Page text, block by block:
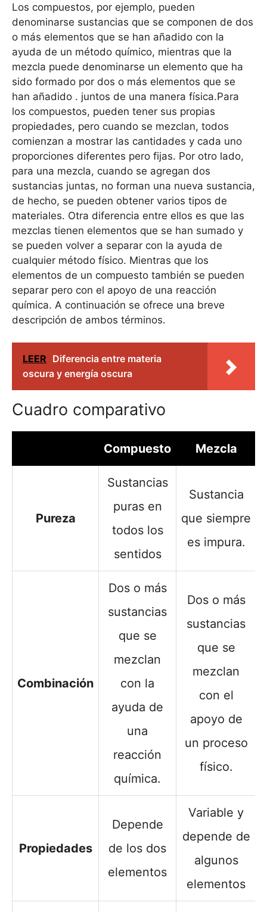
Los compuestos, por ejemplo, pueden
denominarse sustancias que se componen de dos
o más elementos que se han añadido con la
ayuda de un método químico, mientras que la
mezcla puede denominarse un elemento que ha
sido formado por dos o más elementos que se
han añadido . juntos de una manera física.Para
los compuestos, pueden tener sus propias
propiedades, pero cuando se mezclan, todos
comienzan a mostrar las cantidades y cada uno
proporciones diferentes pero fijas. Por otro lado,
para una mezcla, cuando se agregan dos
sustancias juntas, no forman una nueva sustancia,
de hecho, se pueden obtener varios tipos de
materiales. Otra diferencia entre ellos es que las
mezclas tienen elementos que se han sumado y
se pueden volver a separar con la ayuda de
cualquier método físico. Mientras que los
elementos de un compuesto también se pueden
separar pero con el apoyo de una reacción
química. A continuación se ofrece una breve
descripción de ambos términos.
LEER Diferencia entre materia
oscura y energía oscura
Cuadro comparativo
Compuesto Mezcla
Pureza
Sustancias
puras en
todos los
sentidos
Sustancia
que siempre
es impura.
Combinación
Dos o más
sustancias
que se
mezclan
con la
ayuda de
una
reacción
química.
Dos o más
sustancias
que se
mezclan
con el
apoyo de
un proceso
físico.
Propiedades
Depende
de los dos
elementos
Variable y
depende de
algunos
elementos